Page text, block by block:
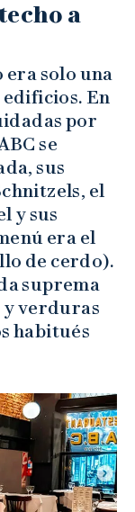
a
era solo una
En
por
se
sus
el
y sus
era el
de cerdo).
suprema
y verduras
habitués